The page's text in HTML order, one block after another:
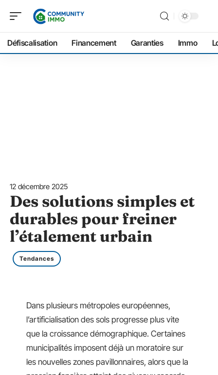
Défiscalisation Financement Garanties Immo
12 décembre 2025
Des solutions simples et
durables pour freiner
l’étalement urbain
Tendances
Dans plusieurs métropoles européennes,
l’artificialisation des sols progresse plus vite
que la croissance démographique. Certaines
municipalités imposent déjà un moratoire sur
les nouvelles zones pavillonnaires, alors que la